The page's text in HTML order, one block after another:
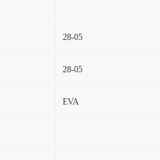
28-05
28-05
EVA